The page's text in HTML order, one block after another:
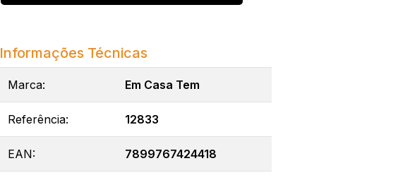
Informações Técnicas
Marca: Em Casa Tem
Referência: 12833
EAN: 7899767424418